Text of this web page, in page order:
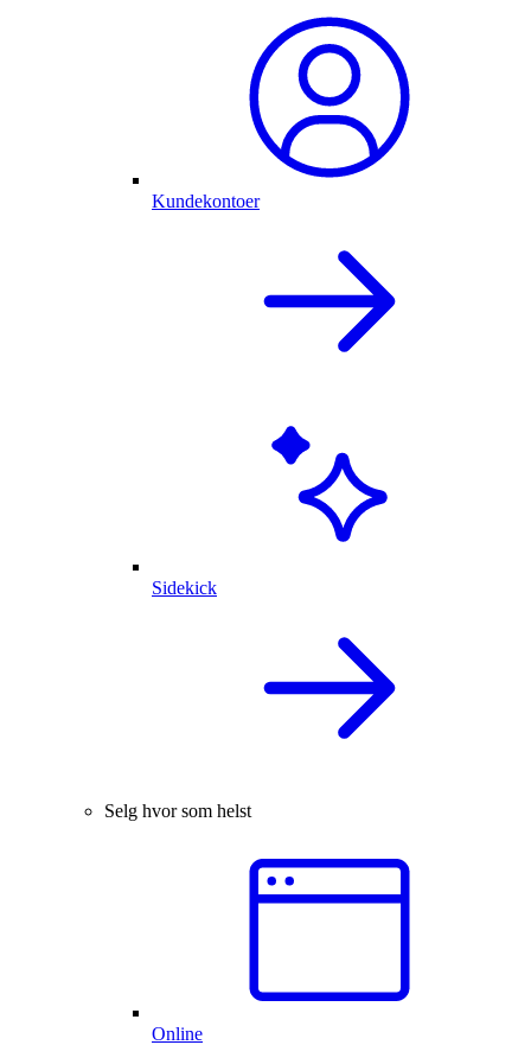
Kundekontoer
Sidekick
Selg hvor som helst
Online